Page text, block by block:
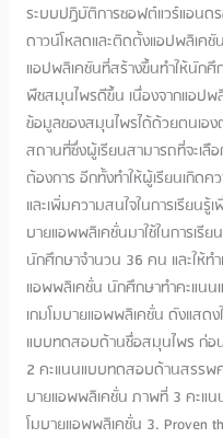
ระบบปฏิบัติการซอฟต์แวร์แอนดร
ดาวน์โหลดและติดตั้งแอปพลิเค
แอปพลิเคชันที่สร้างขึ้นทำให้นักศึ
พืชสมุนไพรดีขึ้น เนื่องจากแอป
ข้อมูลของสมุนไพรได้ด้วยตนเอง
สถานที่ซึ่งผู้เรียนสามารถที่จะเลื
ต้องการ อีกทั้งทำให้ผู้เรียนเกิดค
และเพิ่มความสนใจในการเรีย
บายแอพพลิเคชั่นมาใช้ในการเรี
นักศึกษาจำนวน 36 คน และให้ท
แอพพลิเคชั่น นักศึกษาทำคะแน
เกมโมบายแอพพลิเคชั่น ดังแสด
แบบทดสอบด้านชื่อสมุนไพร ก่อ
2 คะแนนแบบทดสอบด้านสรรพ
บายแอพพลิเคชั่น ภาพที่ 3 คะแน
โมบายแอพพลิเคชั่น 3. Proven